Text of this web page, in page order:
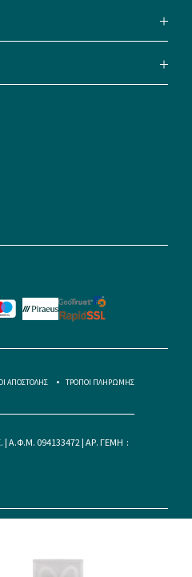
ΑΠΟΣΤΟΛΗΣ ΤΡΟΠΟΙ ΠΛΗΡΩΜΗΣ
| Α.Φ.Μ. 094133472 | ΑΡ. ΓΕΜΗ :